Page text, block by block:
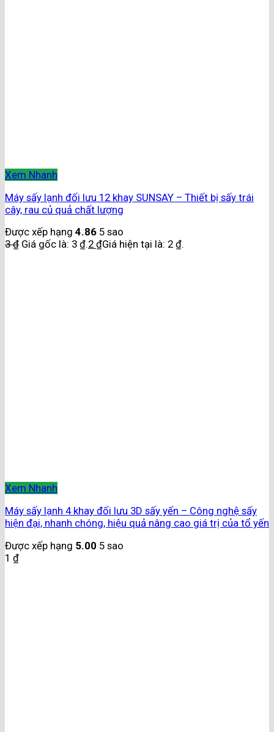
Xem Nhanh
Máy sấy lạnh đối lưu 12 khay SUNSAY – Thiết bị sấy trái
cây, rau củ quả chất lượng
Được xếp hạng 4.86 5 sao
3₫ Giá gốc là: 3 ₫.2 ₫Giá hiện tại là: 2 ₫.
Xem Nhanh
Máy sấy lạnh 4 khay đối lưu 3D sấy yến – Công nghệ sấy
hiện đại, nhanh chóng, hiệu quả nâng cao giá trị của tổ yến
Được xếp hạng 5.00 5 sao
1 ₫